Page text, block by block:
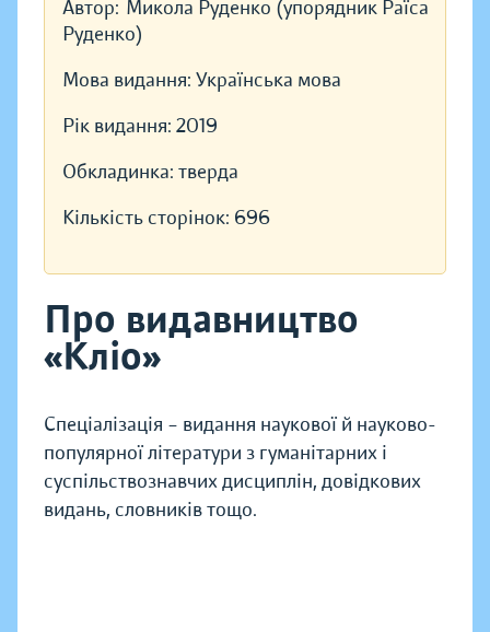
Автор: Микола Руденко (упорядник Раїса
Руденко)
Мова видання: Українська мова
Рік видання: 2019
Обкладинка: тверда
Кількість сторінок: 696
Про видавництво
«Кліо»
Спеціалізація – видання наукової й науково-
популярної літератури з гуманітарних і
суспільствознавчих дисциплін, довідкових
видань, словників тощо.